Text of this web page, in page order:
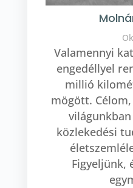
Valamennyi
engedéllyel
millió
mögött.
közlekedési
Figyeljünk,